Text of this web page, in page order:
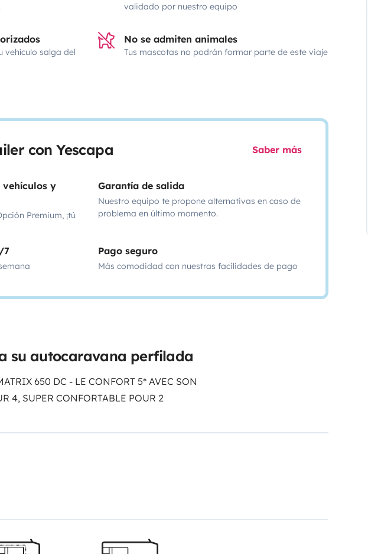
validado por nuestro equipo
vehículo salga del
No se admiten animales
Tus mascotas no podrán formar parte de este viaje
con Yescapa Saber más
y
Premium, ¡tú
Garantía de salida
Nuestro equipo te propone alternativas en caso de
problema en último momento.
7 Pago seguro
Más comodidad con nuestras facilidades de pago
su autocaravana perfilada
650 DC - LE CONFORT 5* AVEC SON
4, SUPER CONFORTABLE POUR 2